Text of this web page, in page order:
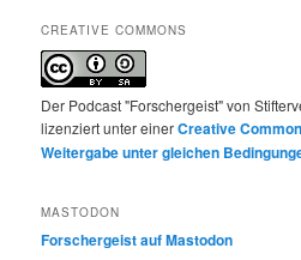
CREATIVE COMMONS
Der Podcast "Forschergeist" von
lizenziert unter einerCreative
Weitergabe unter gleichen
MASTODON
Forschergeist auf Mastodon